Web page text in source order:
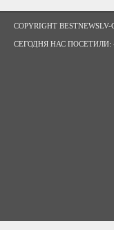
COPYRIGHT
СЕГОДНЯ НАС ПОСЕТИЛИ: